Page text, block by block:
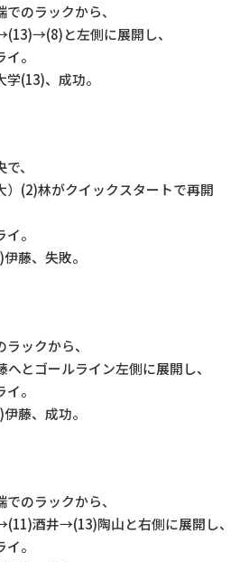
のラックから、
と左側に展開し、
。
(13)、成功。
、
）(2)林がクイックスタートで再開
。
藤、失敗。
ックから、
とゴールライン左側に展開し、
。
藤、成功。
のラックから、
酒井→(13)陶山と右側に展開し、
。